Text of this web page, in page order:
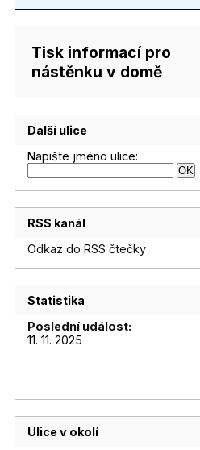
Tisk informací pro
nástěnku v domě
Další ulice
Napište jméno ulice:
RSS kanál
Odkaz do RSS čtečky
Statistika
Poslední událost:
11. 11. 2025
Ulice v okolí